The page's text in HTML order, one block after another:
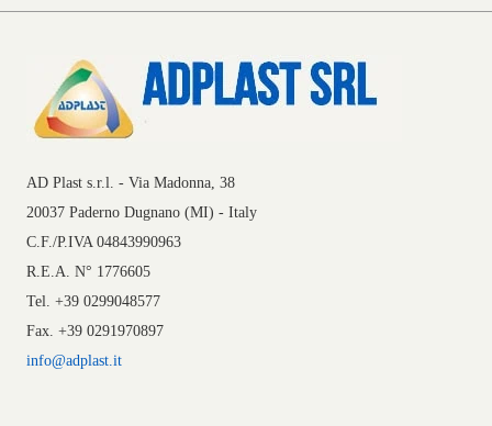
AD Plast s.r.l. - Via Madonna, 38
20037 Paderno Dugnano (MI) - Italy
C.F./P.IVA 04843990963
R.E.A. N° 1776605
Tel. +39 0299048577
Fax. +39 0291970897
info@adplast.it